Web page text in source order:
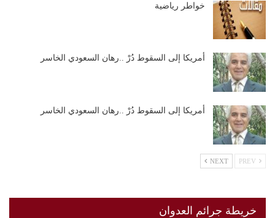
خواطر رياضية
أمريكا إلى السقوط دُرْ ..رهان السعودي الخاسر
أمريكا إلى السقوط دُرْ ..رهان السعودي الخاسر
NEXT
خريطة جرائم العدوان